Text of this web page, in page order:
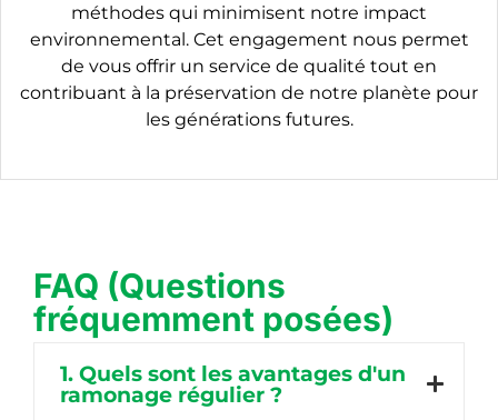
méthodes qui minimisent notre impact
environnemental. Cet engagement nous permet
de vous offrir un service de qualité tout en
contribuant à la préservation de notre planète pour
les générations futures.
FAQ (Questions
fréquemment posées)
1. Quels sont les avantages d'un
ramonage régulier ?